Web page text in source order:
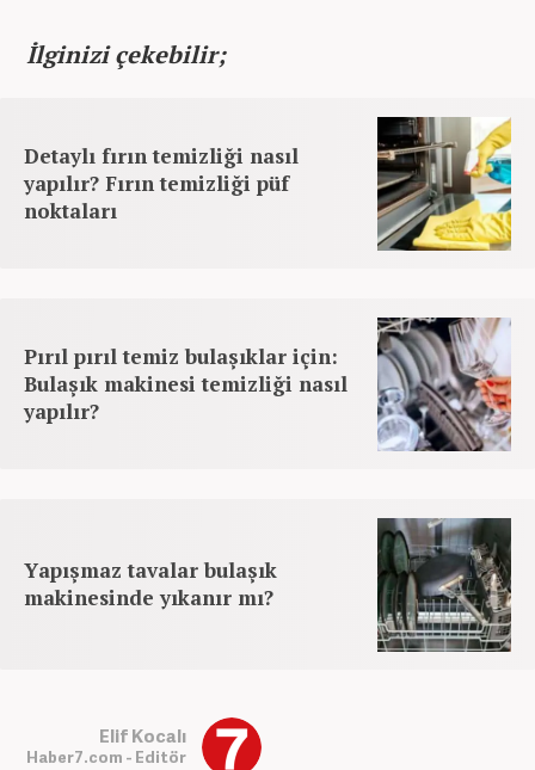
İlginizi çekebilir;
Detaylı fırın temizliği nasıl
yapılır? Fırın temizliği püf
noktaları
Pırıl pırıl temiz bulaşıklar için:
Bulaşık makinesi temizliği nasıl
yapılır?
Yapışmaz tavalar bulaşık
makinesinde yıkanır mı?
Elif Kocalı
Haber7.com - Editör